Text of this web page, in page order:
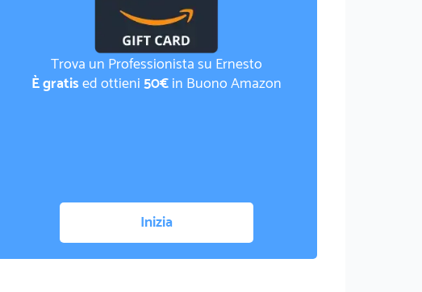
Trova un Professionista su Ernesto
È gratised ottieni50€in Buono Amazon
Inizia